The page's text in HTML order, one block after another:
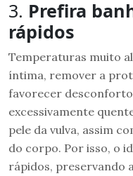
3. Prefira
rápidos
Temperaturas muito
íntima, remover a
favorecer
excessivamente
pele da vulva, assim
do corpo. Por isso, o
rápidos, preservando